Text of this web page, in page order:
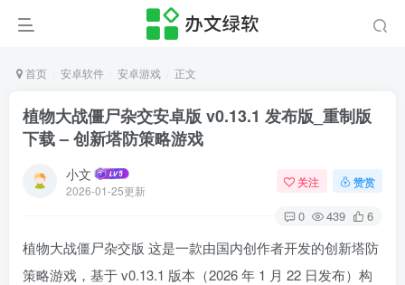
首页 安卓软件 安卓游戏 正文
植物大战僵尸杂交安卓版 v0.13.1 发布版_重制版
下载 – 创新塔防策略游戏
小文
2026-01-25更新
关注 赞赏
0 439 6
植物大战僵尸杂交版 这是一款由国内创作者开发的创新塔防
策略游戏，基于 v0.13.1 版本（2026 年 1 月 22 日发布）构